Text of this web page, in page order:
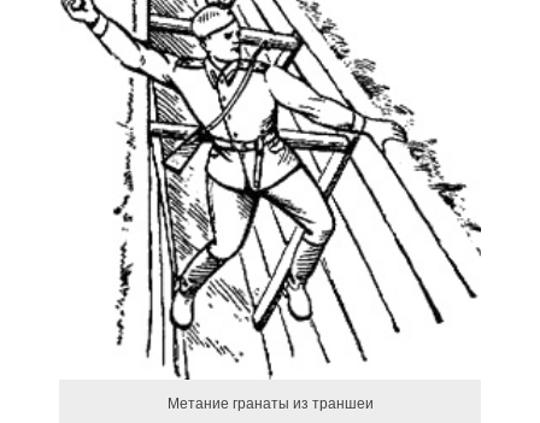
Метание гранаты из траншеи